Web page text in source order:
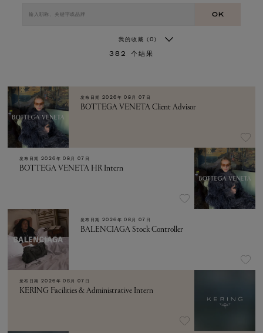
OK
我的收藏 (0)
382 个结果
发布日期 2026年 08月 07日
BOTTEGA VENETA Client Advisor
发布日期 2026年 08月 07日
BOTTEGA VENETA HR Intern
发布日期 2026年 08月 07日
BALENCIAGA Stock Controller
发布日期 2026年 08月 07日
KERING Facilities & Administrative Intern